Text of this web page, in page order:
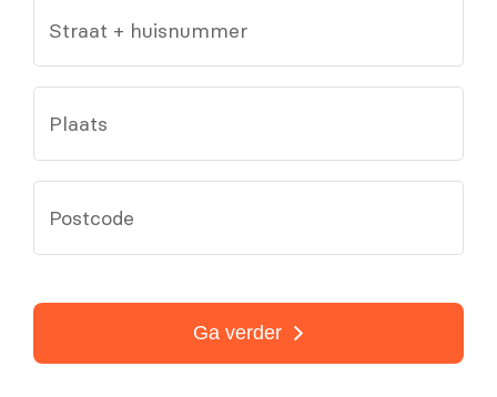
Straat + huisnummer
Plaats
Postcode
Ga verder